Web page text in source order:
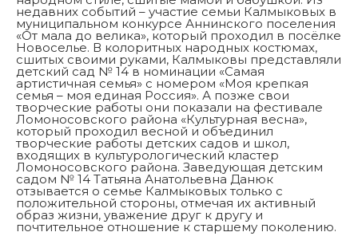
недавних событий – участие семьи Калмыковых в
муниципальном конкурсе Аннинского поселения
«От мала до велика», который проходил в посёлке
Новоселье. В колоритных народных костюмах,
сшитых своими руками, Калмыковы представляли
детский сад № 14 в номинации «Самая
артистичная семья» с номером «Моя крепкая
семья – моя единая Россия». А позже свои
творческие работы они показали на фестивале
Ломоносовского района «Культурная весна»,
который проходил весной и объединил
творческие работы детских садов и школ,
входящих в культурологический кластер
Ломоносовского района. Заведующая детским
садом № 14 Татьяна Анатольевна Данюк
отзывается о семье Калмыковых только с
положительной стороны, отмечая их активный
образ жизни, уважение друг к другу и
почтительное отношение к старшему поколению.